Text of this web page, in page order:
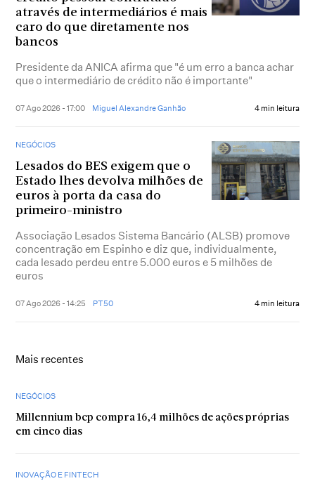
através de intermediários é mais
caro do que diretamente nos
bancos
Presidente da ANICA afirma que "é um erro a banca achar
que o intermediário de crédito não é importante"
07 Ago 2026 - 17:00 Miguel Alexandre Ganhão 4 min leitura
NEGÓCIOS
Lesados do BES exigem que o
Estado lhes devolva milhões de
euros à porta da casa do
primeiro-ministro
Associação Lesados Sistema Bancário (ALSB) promove
concentração em Espinho e diz que, individualmente,
cada lesado perdeu entre 5.000 euros e 5 milhões de
euros
07 Ago 2026 - 14:25 PT50 4 min leitura
Mais recentes
NEGÓCIOS
Millennium bcp compra 16,4 milhões de ações próprias
em cinco dias
INOVAÇÃO E FINTECH